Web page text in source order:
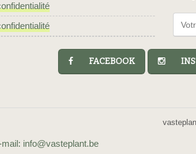
FACEBOOK
mail: info@vasteplant.be